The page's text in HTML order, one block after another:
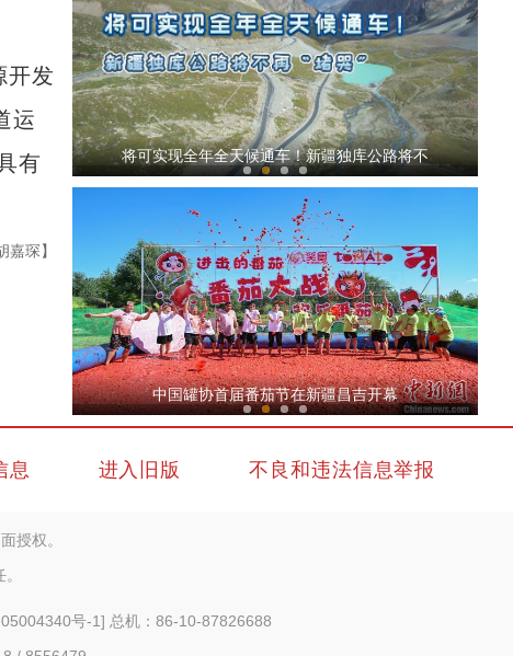
开发
运
有
嘉琛】
将可实现全年全天候通车！新疆独库公路将不
农家小院的兄弟情
在港台胞参观新疆喀赞其民俗旅游区、进民居
中国罐协首届番茄节在新疆昌吉开幕
息 进入旧版 不良和违法信息举报
授权。
号-1] 总机：86-10-87826688